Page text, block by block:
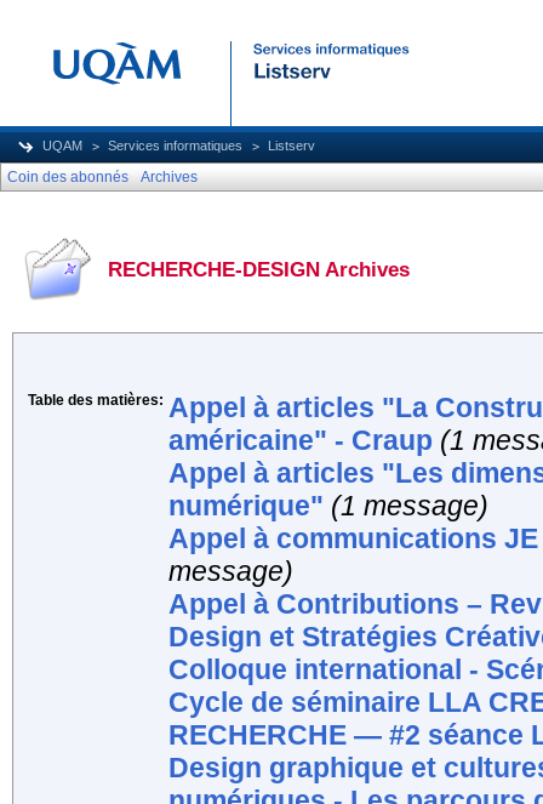
UQAM Services informatiques Listserv
Coin des abonnés Archives
RECHERCHE-DESIGN Archives
Table des matières: Appel à articles "La
américaine" - Craup (1
Appel à articles "Les
numérique" (1 message)
Appel à communications
message)
Appel à Contributions –
Design et Stratégies
Colloque international -
Cycle de séminaire LLA
RECHERCHE — #2 séance
Design graphique et